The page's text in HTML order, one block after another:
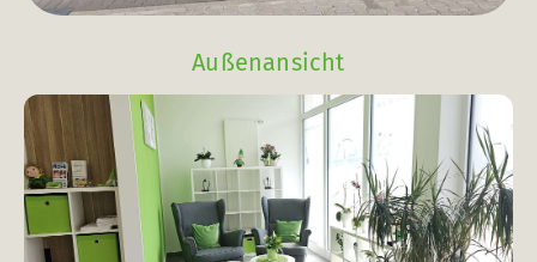
Außenansicht